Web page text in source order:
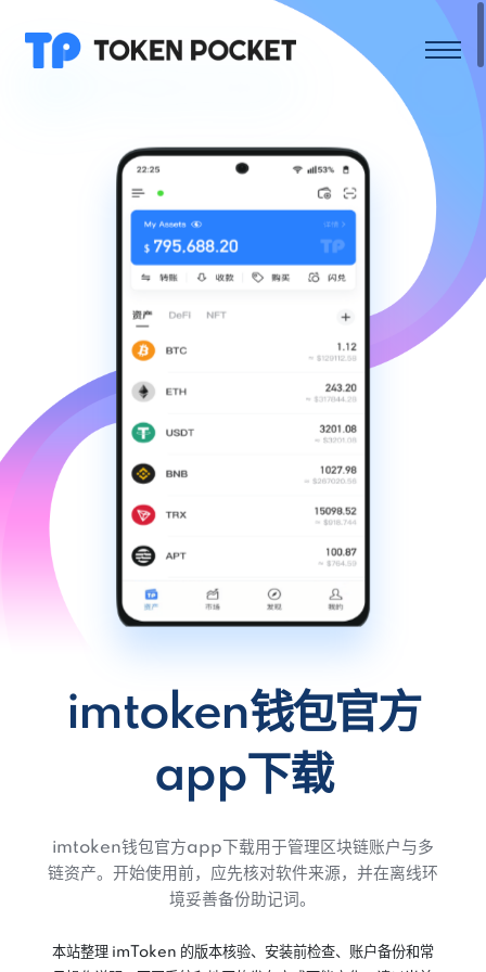
imtoken钱包官方
app下载
imtoken钱包官方app下载用于管理区块链账户与多
链资产。开始使用前，应先核对软件来源，并在离线环
境妥善备份助记词。
本站整理 imToken 的版本核验、安装前检查、账户备份和常